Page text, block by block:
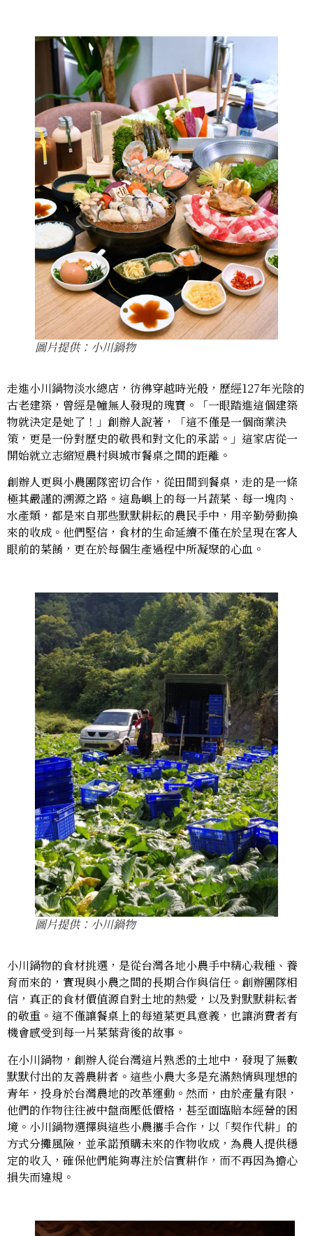
圖片提供：小川鍋物
走進小川鍋物淡水總店，彷彿穿越時光般，歷經127年光陰的
古老建築，曾經是幢無人發現的瑰寶。「一眼踏進這個建築
物就決定是她了！」創辦人說著，「這不僅是一個商業決
策，更是一份對歷史的敬畏和對文化的承諾。」這家店從一
開始就立志縮短農村與城市餐桌之間的距離。
創辦人更與小農團隊密切合作，從田間到餐桌，走的是一條
極其嚴謹的溯源之路。這島嶼上的每一片蔬菜、每一塊肉、
水產類，都是來自那些默默耕耘的農民手中，用辛勤勞動換
來的收成。他們堅信，食材的生命延續不僅在於呈現在客人
眼前的菜餚，更在於每個生產過程中所凝聚的心血。
圖片提供：小川鍋物
小川鍋物的食材挑選，是從台灣各地小農手中精心栽種、養
育而來的，實現與小農之間的長期合作與信任。創辦團隊相
信，真正的食材價值源自對土地的熱愛，以及對默默耕耘者
的敬重。這不僅讓餐桌上的每道菜更具意義，也讓消費者有
機會感受到每一片菜葉背後的故事。
在小川鍋物，創辦人從台灣這片熟悉的土地中，發現了無數
默默付出的友善農耕者。這些小農大多是充滿熱情與理想的
青年，投身於台灣農地的改革運動。然而，由於產量有限，
他們的作物往往被中盤商壓低價格，甚至面臨賠本經營的困
境。小川鍋物選擇與這些小農攜手合作，以「契作代耕」的
方式分攤風險，並承諾預購未來的作物收成，為農人提供穩
定的收入，確保他們能夠專注於信實耕作，而不再因為擔心
損失而違規。